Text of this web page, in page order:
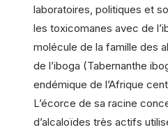
laboratoires, politiques et
les toxicomanes avec de
molécule de la famille des
de l’iboga (Tabernanthe
endémique de l’Afrique
L’écorce de sa racine
d’alcaloïdes très actifs